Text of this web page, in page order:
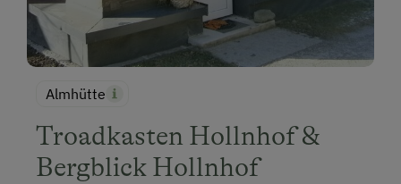
Almhütte
Troadkasten Hollnhof &
Bergblick Hollnhof